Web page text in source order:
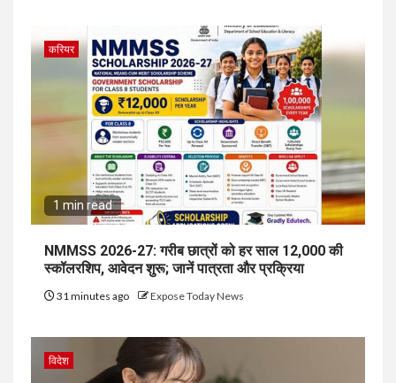
करियर
1 min read
NMMSS 2026-27: गरीब छात्रों को हर साल ₹12,000 की
स्कॉलरशिप, आवेदन शुरू; जानें पात्रता और प्रक्रिया
31 minutes ago Expose Today News
विदेश